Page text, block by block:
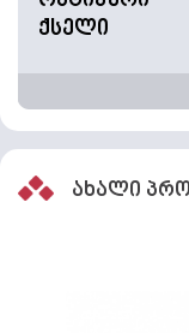
ქსელი
ახალი